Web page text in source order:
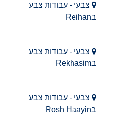
צבעי - עבודות צבע
בReihan
צבעי - עבודות צבע
בRekhasim
צבעי - עבודות צבע
בRosh Haayin